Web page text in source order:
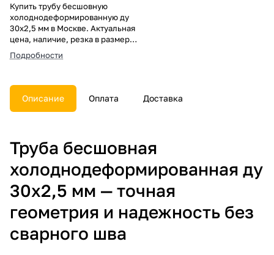
Купить трубу бесшовную
холоднодеформированную ду
30х2,5 мм в Москве. Актуальная
цена, наличие, резка в размер,
погрузка, доставка, расчет веса
и документы.
Подробности
Описание Оплата Доставка
Труба бесшовная
холоднодеформированная ду
30х2,5 мм — точная
геометрия и надежность без
сварного шва